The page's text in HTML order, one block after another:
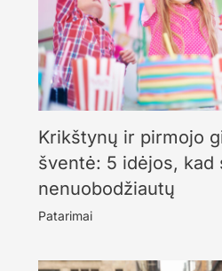
Krikštynų ir pirmojo
šventė: 5 idėjos, kad
nenuobodžiautų
Patarimai